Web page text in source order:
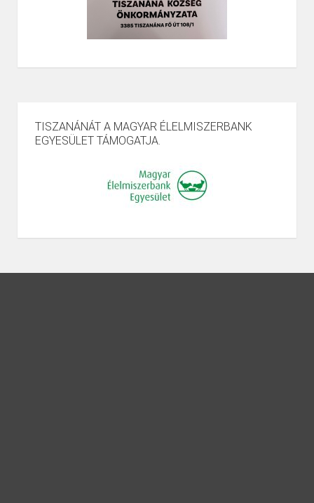
TISZANÁNÁT A MAGYAR ÉLELMISZERBANK
EGYESÜLET TÁMOGATJA.